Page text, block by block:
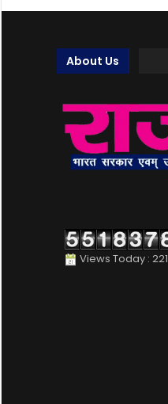
About Us
Views Today : 221